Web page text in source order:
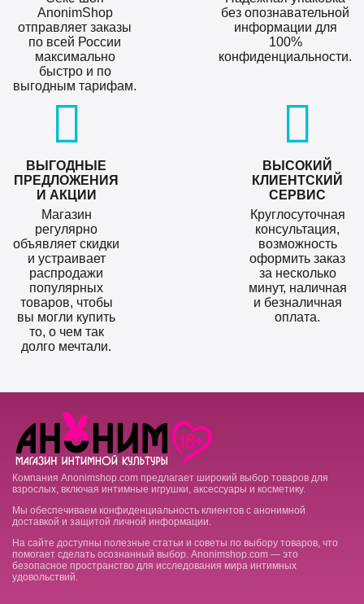
AnonimShop
отправляет заказы
по всей России
максимально
быстро и по
выгодным тарифам.
без опознавательной
информации для
100%
конфиденциальности.
ВЫГОДНЫЕ
ПРЕДЛОЖЕНИЯ
И АКЦИИ
Магазин
регулярно
объявляет скидки
и устраивает
распродажи
популярных
товаров, чтобы
вы могли купить
то, о чем так
долго мечтали.
ВЫСОКИЙ
КЛИЕНТСКИЙ
СЕРВИС
Круглосуточная
консультация,
возможность
оформить заказ
за несколько
минут, наличная
и безналичная
оплата.
Компания Anonimshop.com предлагает широкий выбор товаров для
взрослых, включая интимные игрушки, аксессуары и косметику.
Мы обеспечиваем конфиденциальность клиентов с анонимной
доставкой и защитой личной информации.
На сайте доступны полезные статьи и советы по выбору товаров, что
помогает сделать осознанный выбор. Anonimshop.com — это
безопасное пространство для исследования мира интимных
удовольствий.